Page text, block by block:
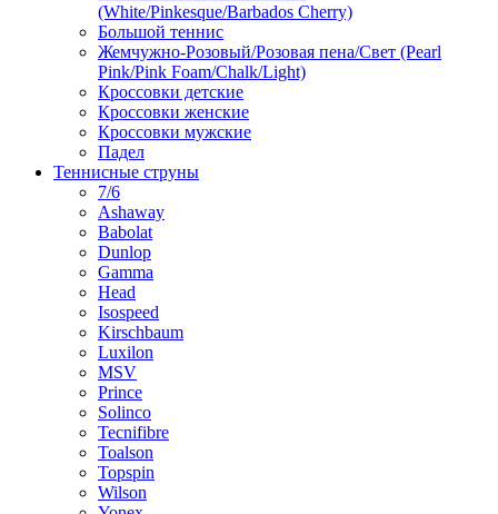
(White/Pinkesque/Barbados Cherry)
Большой теннис
Жемчужно-Розовый/Розовая пена/Свет (Pearl
Pink/Pink Foam/Chalk/Light)
Кроссовки детские
Кроссовки женские
Кроссовки мужские
Падел
Теннисные струны
7/6
Ashaway
Babolat
Dunlop
Gamma
Head
Isospeed
Kirschbaum
Luxilon
MSV
Prince
Solinco
Tecnifibre
Toalson
Topspin
Wilson